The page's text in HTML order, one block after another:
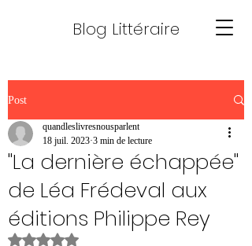
Blog Littéraire
Post
"La dernière échappée"
de Léa Frédeval aux
éditions Philippe Rey
quandleslivresnousparlent
18 juil. 2023 3 min de lecture
Noté NaN étoiles sur 5.